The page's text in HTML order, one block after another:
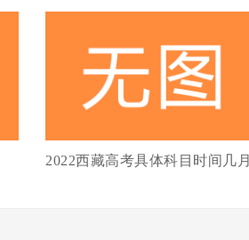
2022西藏高考具体科目时间几月